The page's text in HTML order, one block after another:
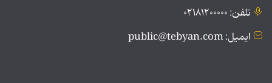
تلفن: ۰۲۱۸۱۲۰۰۰۰۰
ایمیل: public@tebyan.com